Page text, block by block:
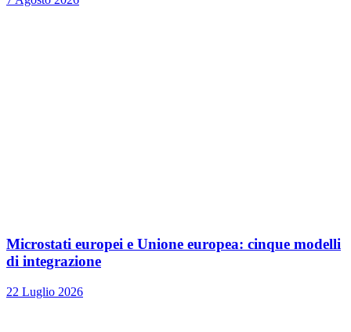
Microstati europei e Unione europea: cinque modelli
di integrazione
22 Luglio 2026